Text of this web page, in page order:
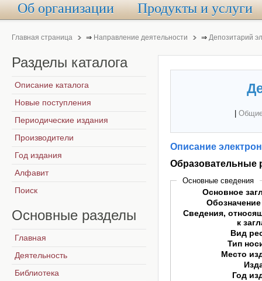
Об организации Продукты и услуги
Главная страница ⇒ Направление деятельности ⇒ Депозитарий
Описание
Образовательные
Основные сведения
Основное
Сведения,
к
Вид
Тип
Место
Год
Разделы каталога
Описание каталога
Новые поступления
Периодические издания
Производители
Год издания
Алфавит
Поиск
Основные разделы
Главная
Деятельность
Библиотека